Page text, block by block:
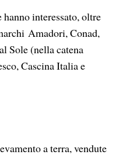
hanno interessato, oltre
Amadori, Conad,
Sole (nella catena
Cascina Italia e
a terra, vendute